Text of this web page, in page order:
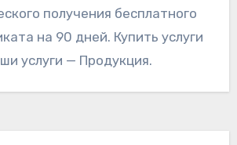
получения бесплатного
на 90 дней. Купить услуги
услуги — Продукция.